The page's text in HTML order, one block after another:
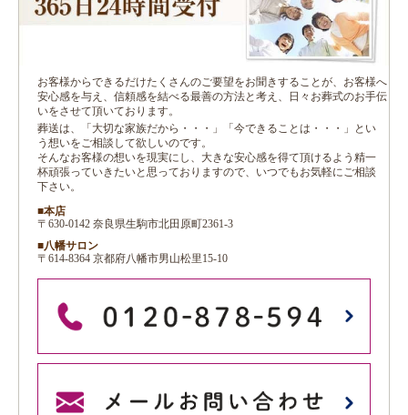
お客様からできるだけたくさんのご要望をお聞きすることが、お客様へ
安心感を与え、信頼感を結べる最善の方法と考え、日々お葬式のお手伝
いをさせて頂いております。
葬送は、「大切な家族だから・・・」「今できることは・・・」とい
う想いをご相談して欲しいのです。
そんなお客様の想いを現実にし、大きな安心感を得て頂けるよう精一
杯頑張っていきたいと思っておりますので、いつでもお気軽にご相談
下さい。
■本店
〒630-0142 奈良県生駒市北田原町2361-3
■八幡サロン
〒614-8364 京都府八幡市男山松里15-10